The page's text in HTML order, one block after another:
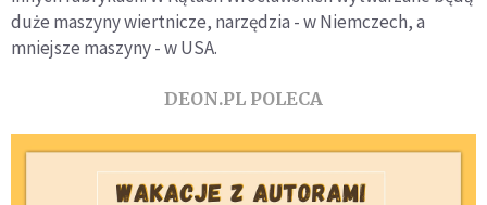
duże maszyny wiertnicze, narzędzia - w Niemczech, a
mniejsze maszyny - w USA.
DEON.PL POLECA